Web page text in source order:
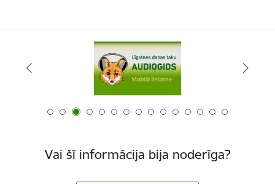
Vai šī informācija bija noderīga?